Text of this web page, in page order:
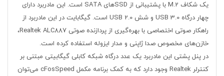
یک شکاف M.2 با پشتیبانی از SSDهای SATA است. این مادربرد دارای
چهار درگاه USB 3.0 و شش USB 2.0 است. گیگابایت در این مادربرد از
راهکار صوتی اختصاصی با بهره‌گیری از پردازنده صوتی Realtek ALC887،
خازن‌های مخصوص صدا ژاپنی و مدار ایزوله استفاده کرده است.
در پنل پشتی این مادربرد یک عدد درگاه شبکه کابلی گیگابیتی مبتنی بر
کنترلر Realtek وجود دارد که به کمک برنامه مکمل cFosSpeed می‌توان